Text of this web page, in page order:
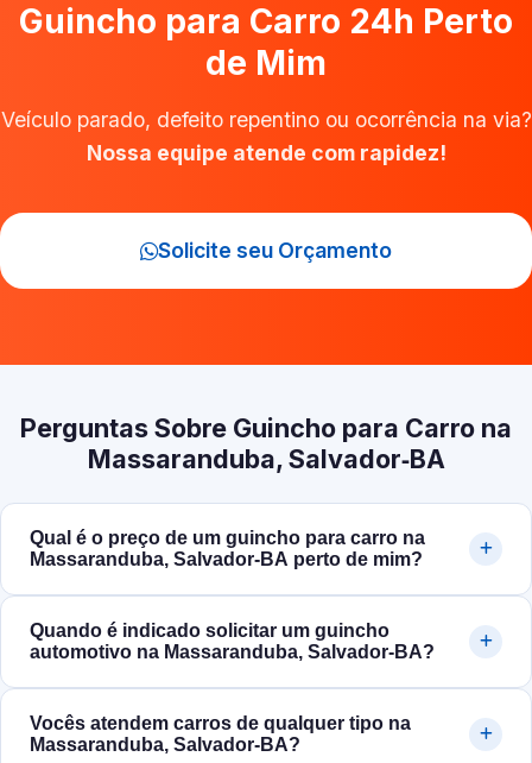
Guincho para Carro 24h Perto
de Mim
Veículo parado, defeito repentino ou ocorrência na via?
Nossa equipe atende com rapidez!
Solicite seu Orçamento
Perguntas Sobre Guincho para Carro na
Massaranduba, Salvador‑BA
Qual é o preço de um guincho para carro na
Massaranduba, Salvador‑BA perto de mim?
Quando é indicado solicitar um guincho
automotivo na Massaranduba, Salvador‑BA?
Vocês atendem carros de qualquer tipo na
Massaranduba, Salvador‑BA?